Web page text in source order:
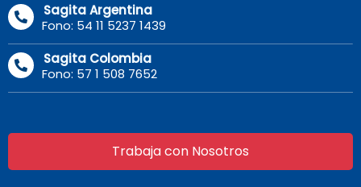
Sagita Argentina
Fono: 54 11 5237 1439
Sagita Colombia
Fono: 57 1 508 7652
Trabaja con Nosotros